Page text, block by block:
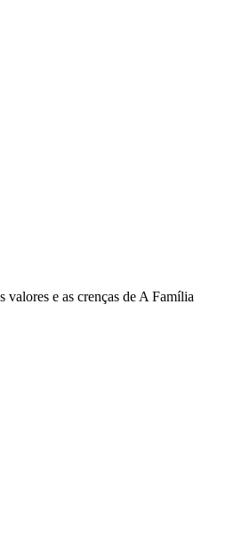
valores e as crenças de A Família